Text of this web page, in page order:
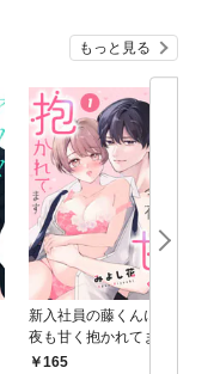
もっと見る
新入社員の藤くんに今
夜も甘く抱かれてます
［ばら売り］ 第1話
165